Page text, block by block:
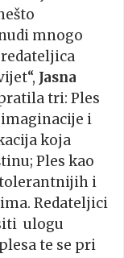
mnogo
Jasna
tri: Ples
i
koja
Ples kao
i
Redateljici
ulogu
te se pri